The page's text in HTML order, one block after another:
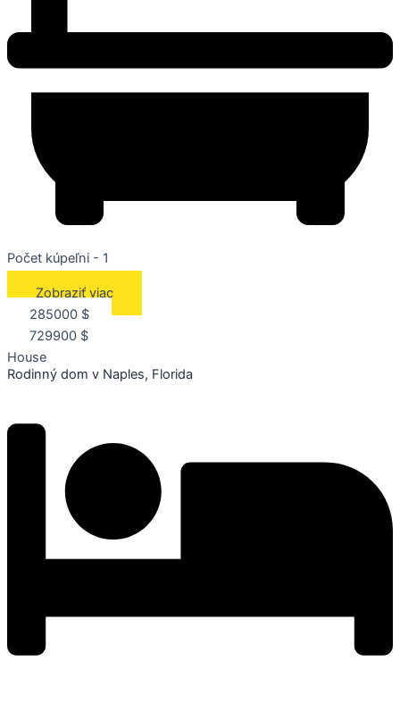
Počet kúpeľni - 1
Zobraziť viac
285000 $
729900 $
House
Rodinný dom v Naples, Florida